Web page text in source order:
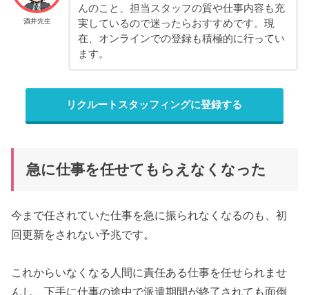
酒井先生
んのこと、担当スタッフの質や仕事内容も充
実しているので迷ったらおすすめです。現
在、オンラインでの登録も積極的に行ってい
ます。
リクルートスタッフィングに登録する
急に仕事を任せてもらえなくなった
今まで任されていた仕事を急に振られなくなるのも、初
回更新をされない予兆です。
これからいなくなる人間に責任ある仕事を任せられませ
んし、下手に仕事の途中で派遣期間が終了されても面倒